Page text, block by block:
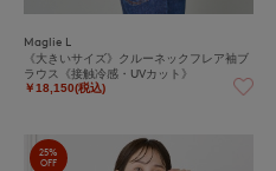
Maglie L
《大きいサイズ》クルーネックフレア袖ブ
ラウス《接触冷感・UVカット》
￥18,150(税込)
25%
OFF